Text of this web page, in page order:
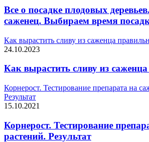
Все о посадке плодовых
саженец. Выбираем время
Как вырастить сливу из саженца
24.10.2023
Как вырастить сливу из
Корнерост. Тестирование препарата на
Результат
15.10.2021
Корнерост. Тестирование
растений. Результат